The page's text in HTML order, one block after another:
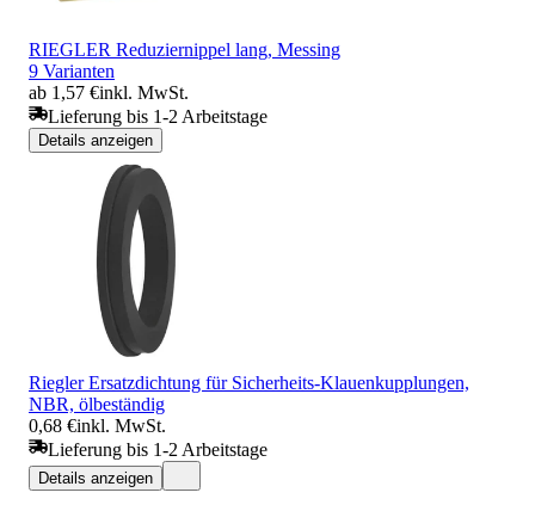
RIEGLER Reduziernippel lang, Messing
9 Varianten
ab 1,57 €inkl. MwSt.
Lieferung bis 1-2 Arbeitstage
Details anzeigen
Riegler Ersatzdichtung für Sicherheits-Klauenkupplungen,
NBR, ölbeständig
0,68 €inkl. MwSt.
Lieferung bis 1-2 Arbeitstage
Details anzeigen